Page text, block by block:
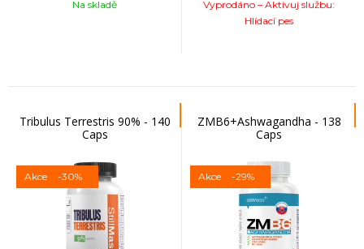
Na skladě
Vyprodáno – Aktivuj službu:
Hlídací pes
Tribulus Terrestris 90% - 140
Caps
Akce -30%
ZMB6+Ashwagandha - 138
Caps
Akce -29%